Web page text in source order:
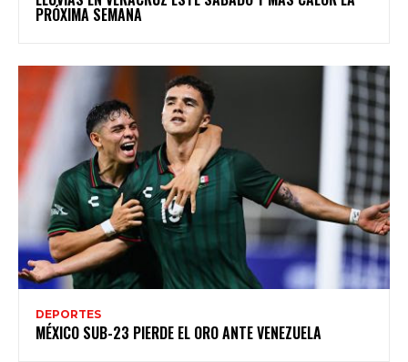
PRÓXIMA SEMANA
DEPORTES
MÉXICO SUB-23 PIERDE EL ORO ANTE VENEZUELA